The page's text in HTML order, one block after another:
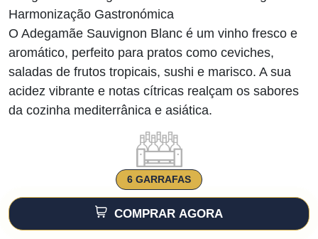
Harmonização Gastronómica
O Adegamãe Sauvignon Blanc é um vinho fresco e
aromático, perfeito para pratos como ceviches,
saladas de frutos tropicais, sushi e marisco. A sua
acidez vibrante e notas cítricas realçam os sabores
da cozinha mediterrânica e asiática.
6 GARRAFAS
COMPRAR AGORA